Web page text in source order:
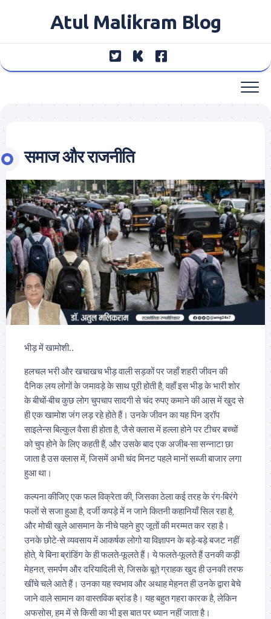
Atul Malikram Blog
समाज और राजनीति
भीड़ में खामोशी..
हलचल भरी और खचाखच भीड़ वाली सड़कों पर जहाँ शहरी जीवन की
दैनिक लय लोगों के जमावड़े के साथ पूरी होती है, वहाँ इस भीड़ के भारी शोर
के बीचों-बीच कुछ लोग चुपचाप सादगी से चंद रुपए कमाने की आस में खुद से
ही एक खामोश जंग लड़ रहे होते हैं। उनके जीवन का यह पिन ड्रॉप
साइलेन्स बिल्कुल वैसा ही होता है, जैसे क्लास में हल्ला होने पर टीचर बच्चों
को चुप होने के लिए कहती हैं, और उसके बाद एक अजीब-सा सन्नाटा छा
जाता है उस क्लास में, जिसमें अभी चंद मिनट पहले मानों सब्जी बाजार लगा
हुआ था।
कल्पना कीजिए एक फल विक्रेता की, जिसका ठेला कई तरह के रंग-बिरंगे
फलों से सजा हुआ है, दर्जी कपड़े में न जाने कितनी कहानियाँ सिल रहा है,
और मोची खुले आसमान के नीचे पहने हुए जूतों की मरम्मत कर रहा है।
उनके छोटे-से व्यवसाय में आकर्षक लोगो या विज्ञापन के बड़े-बड़े बजट नहीं
होते, ये बिना ब्रांडिंग के ही फलते-फूलते हैं। ये फलते-फूलते हैं उनकी कड़ी
मेहनत, समर्पण और दरियादिली से, जिसके बूते ग्राहक खुद ही उनकी तरफ
खींचे चले आते हैं। उनका यह स्वभाव और अथाह मेहनत ही उनके द्वारा बेचे
जाने वाले सामान का वास्तविक ब्रांड है। यह बहुत गहरा कारक है, लेकिन
अफसोस, हम में से किसी का भी इस बात पर ध्यान नहीं जाता है।